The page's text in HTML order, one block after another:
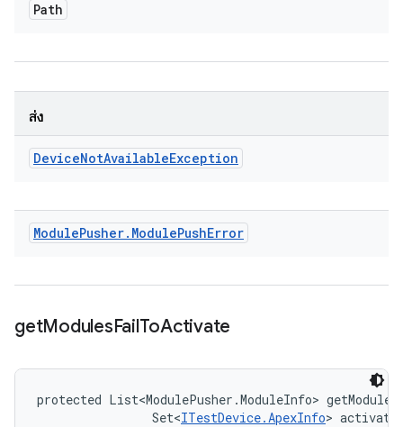
Path
ส่ง
DeviceNotAvailableException
ModulePusher. ModulePushError
getModulesFailToActivate
protected List<ModulePusher.ModuleInfo>
                Set<
ITestDevice.ApexInfo>